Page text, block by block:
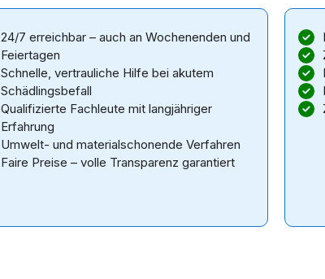
24/7 erreichbar – auch an Wochenenden und
Feiertagen
Schnelle, vertrauliche Hilfe bei akutem
Schädlingsbefall
Qualifizierte Fachleute mit langjähriger
Erfahrung
Umwelt- und materialschonende Verfahren
Faire Preise – volle Transparenz garantiert